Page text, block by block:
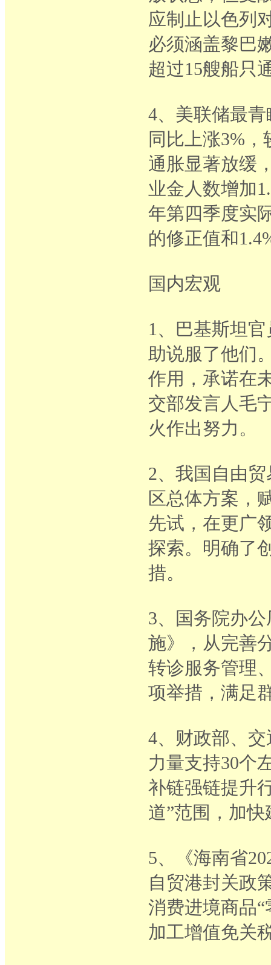
应制止以色列
必须涵盖黎巴
超过15艘船只
4、美联储最
同比上涨3%
通胀显著放缓
业金人数增加
年第四季度实
的修正值和
国内宏观
1、巴基斯坦
助说服了他们
作用，承诺在
交部发言人毛
火作出努力。
2、我国自由
区总体方案，
先试，在更广
探索。明确了
措。
3、国务院办
施》，从完善
转诊服务管理
项举措，满足
4、财政部、
力量支持30个
补链强链提升
道”范围，加
5、《海南省
自贸港封关政
消费进境商品
加工增值免关